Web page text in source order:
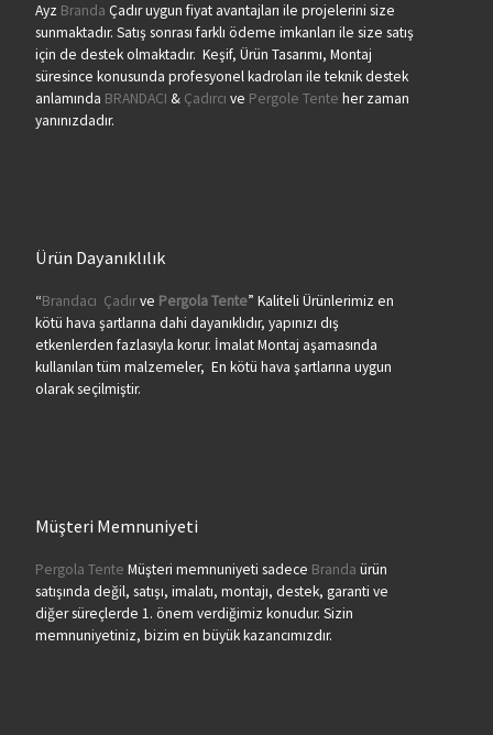
Ayz Branda Çadır uygun fiyat avantajları ile projelerini size
sunmaktadır. Satış sonrası farklı ödeme imkanları ile size satış
için de destek olmaktadır. Keşif, Ürün Tasarımı, Montaj
süresince konusunda profesyonel kadroları ile teknik destek
anlamında BRANDACI & Çadırcı ve Pergole Tente her zaman
yanınızdadır.
Ürün Dayanıklılık
“Brandacı Çadırve PergolaTente” Kaliteli Ürünlerimiz en
kötü hava şartlarına dahi dayanıklıdır, yapınızı dış
etkenlerden fazlasıyla korur. İmalat Montaj aşamasında
kullanılan tüm malzemeler, En kötü hava şartlarına uygun
olarak seçilmiştir.
Müşteri Memnuniyeti
Pergola Tente Müşteri memnuniyeti sadece Branda ürün
satışında değil, satışı, imalatı, montajı, destek, garanti ve
diğer süreçlerde 1. önem verdiğimiz konudur. Sizin
memnuniyetiniz, bizim en büyük kazancımızdır.